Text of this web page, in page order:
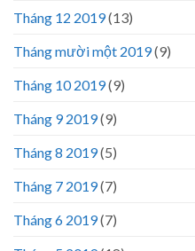
Tháng 12 2019(13)
Tháng mười một 2019(9)
Tháng 10 2019(9)
Tháng 9 2019(9)
Tháng 8 2019(5)
Tháng 7 2019(7)
Tháng 6 2019(7)